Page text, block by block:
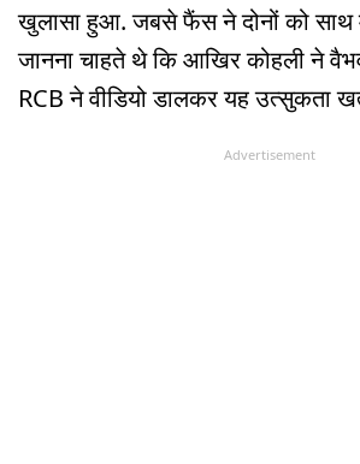
खुलासा हुआ. जबसे फैंस ने दोनों को साथ
जानना चाहते थे कि आखिर कोहली ने
RCB ने वीडियो डालकर यह उत्सुकता
Advertisement